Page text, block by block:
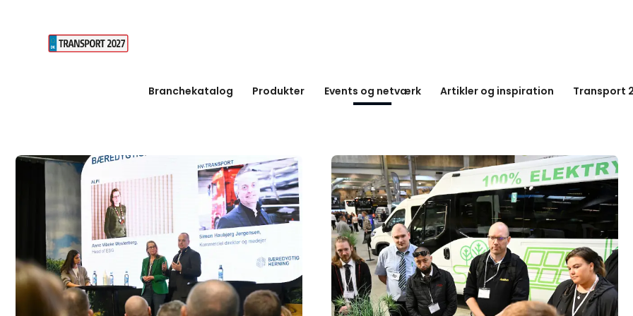
Branchekatalog Produkter Events og netværk Artikler og inspiration Transport